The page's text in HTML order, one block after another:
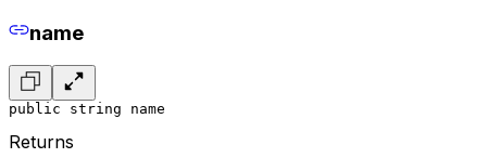
name
public string name
Returns